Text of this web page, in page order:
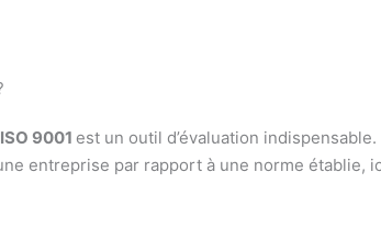
9001 est un outil d’évaluation
entreprise par rapport à une norme établie,